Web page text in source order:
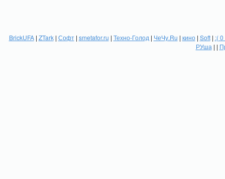
BrickUFA| ZTark| Софт| smetafor.ru | Техно-Голод | ЧеЧу.Ru | кино| Soft| :(
РУша | |